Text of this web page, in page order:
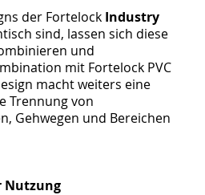
der Fortelock Industry
sind, lassen sich diese
und
mit Fortelock PVC
macht weiters eine
Trennung von
Gehwegen und Bereichen
Nutzung